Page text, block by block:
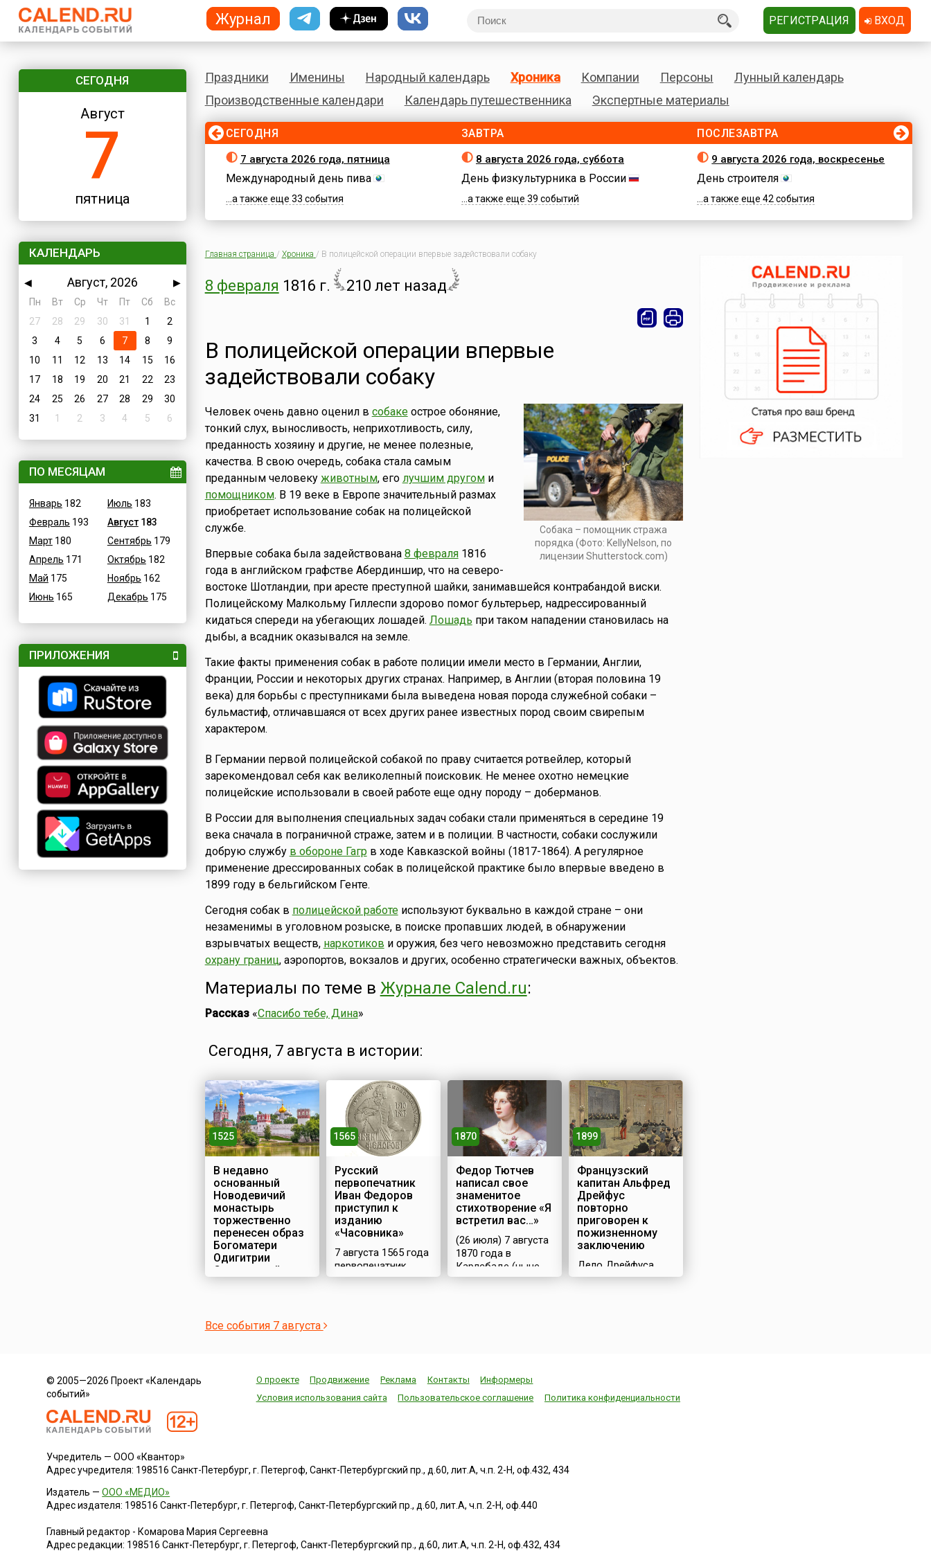
СЕГОДНЯ
Август
7
пятница
КАЛЕНДАРЬ
◀ Август, 2026
▶
Пн
Вт Ср Чт Пт Сб
Вс
27
28 29 30 31 1
2
3
4 5 6 7 8
9
10
11 12 13 14 15
16
17
18 19 20 21 22
23
24
25 26 27 28 29
30
31
1 2 3 4 5 6
ПО МЕСЯЦАМ
Январь 182
Февраль 193
Март180
Апрель 171
Май 175
Июнь 165
Июль 183
Август183
Сентябрь 179
Октябрь 182
Ноябрь 162
Декабрь 175
ПРИЛОЖЕНИЯ
Праздники Именины Народный календарь Хроника Компании Персоны
Лунный календарь
Производственные календари
Календарь путешественника Экспертные материалы
СЕГОДНЯ
7 августа 2026 года, пятница
Международный день пива
...а также еще 33 события
ЗАВТРА
8 августа 2026 года, суббота
День физкультурника в России
...а также еще 39 событий
ПОСЛЕЗАВТРА
9 августа 2026 года, воскресенье
День строителя
...а также еще 42 события
Главная страница / Хроника / В полицейской операции впервые задействовали собаку
8 февраля 1816 г. 210 лет назад
В полицейской операции впервые
задействовали собаку
Собака – помощник стража
порядка (Фото: KellyNelson, по
лицензии Shutterstock.com)
Человек очень давно оценил в собакеострое обоняние,
тонкий слух, выносливость, неприхотливость, силу,
преданность хозяину и другие, не менее полезные,
качества. В свою очередь, собака стала самым
преданным человеку животным, его лучшим другоми
помощником. В 19 веке в Европе значительный размах
приобретает использование собак на полицейской
службе.
Впервые собака была задействована 8 февраля1816
года в английском графстве Абердиншир, что на северо-
востоке Шотландии, при аресте преступной шайки, занимавшейся контрабандой виски.
Полицейскому Малкольму Гиллеспи здорово помог бультерьер, надрессированный
кидаться спереди на убегающих лошадей. Лошадь при таком нападении становилась на
дыбы, а всадник оказывался на земле.
Такие факты применения собак в работе полиции имели место в Германии, Англии,
Франции, России и некоторых других странах. Например, в Англии (вторая половина 19
века) для борьбы с преступниками была выведена новая порода служебной собаки –
бульмастиф, отличавшаяся от всех других ранее известных пород своим свирепым
характером.
В Германии первой полицейской собакой по праву считается ротвейлер, который
зарекомендовал себя как великолепный поисковик. Не менее охотно немецкие
полицейские использовали в своей работе еще одну породу – доберманов.
В России для выполнения специальных задач собаки стали применяться в середине 19
века сначала в пограничной страже, затем и в полиции. В частности, собаки сослужили
добрую службу в обороне Гагрв ходе Кавказской войны (1817-1864). А регулярное
применение дрессированных собак в полицейской практике было впервые введено в
1899 году в бельгийском Генте.
Сегодня собак в полицейской работеиспользуют буквально в каждой стране – они
незаменимы в уголовном розыске, в поиске пропавших людей, в обнаружении
взрывчатых веществ, наркотиков и оружия, без чего невозможно представить сегодня
охрану границ, аэропортов, вокзалов и других, особенно стратегически важных, объектов.
Материалы по теме в Журнале Calend.ru:
Рассказ«Спасибо тебе, Дина»
Сегодня, 7 августа в истории:
1525
В недавно
основанный
Новодевичий
монастырь
торжественно
перенесен образ
Богоматери
Одигитрии
Смоленской
Москве началось
Ивановича – в
честь взятия в
Смоленский».
представлял собой
крепость,
обнесенную
мощной
1565
Русский
первопечатник
Иван Федоров
приступил к
изданию
«Часовника»
7 августа 1565 года
первопечатник
Иван Федоров и
легендарного
«Апостола»,
книг.Работу
завершили в конце
«Часовник»,
молитв,
1870
Федор Тютчев
написал свое
знаменитое
стихотворение «Я
встретил вас…»
(26 июля) 7 августа
1870 года в
Карлсбаде (ныне
Карловы-Вары)
все былоеВ
отжившем сердце
осени
пороюБывают дни,
повеет вдруг
—Так, весь обвеян
1899
Французский
капитан Альфред
Дрейфус
повторно
приговорен к
пожизненному
заключению
Дело Дрейфуса,
которое французы
Франции и Европы
Все события 7 августа
© 2005—2026 Проект «Календарь
событий»
О проекте Продвижение Реклама Контакты
Информеры
Условия использования сайта
Пользовательское соглашение Политика конфиденциальности
Учредитель — ООО «Квантор»
Адрес учредителя: 198516 Санкт-Петербург, г. Петергоф, Санкт-Петербургский пр., д.60, лит.А, ч.п. 2-Н, оф.432, 434
Издатель —ООО «МЕДИО»
Адрес издателя: 198516 Санкт-Петербург, г. Петергоф, Санкт-Петербургский пр., д.60, лит.А, ч.п. 2-Н, оф.440
Главный редактор - Комарова Мария Сергеевна
Адрес редакции: 198516 Санкт-Петербург, г. Петергоф,Санкт-Петербургский пр., д.60, лит.А, ч.п. 2-Н, оф.432, 434
Журнал РЕГИСТРАЦИЯ ВХОД